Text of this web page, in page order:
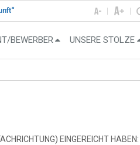
BEWERBER UNSERE STOLZE
EINGEREICHT HABEN: